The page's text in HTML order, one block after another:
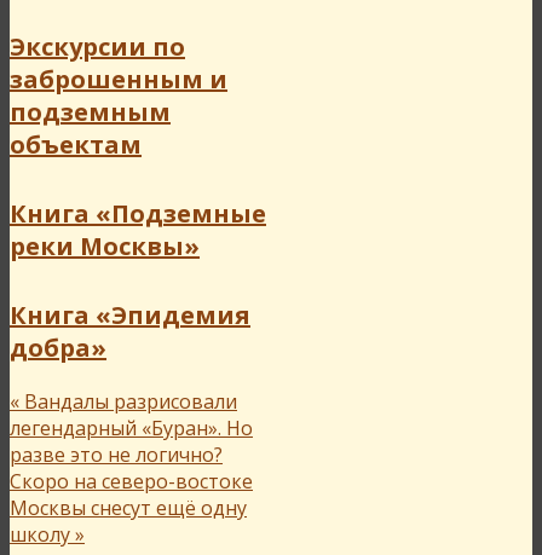
Экскурсии по
заброшенным и
подземным
объектам
Книга «Подземные
реки Москвы»
Книга «Эпидемия
добра»
« Вандалы разрисовали
легендарный «Буран». Но
разве это не логично?
Скоро на северо-востоке
Москвы снесут ещё одну
школу»